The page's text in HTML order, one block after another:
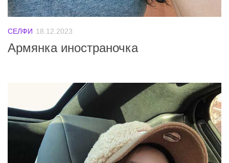
СЕЛФИ 18.12.2023
Армянка иностраночка